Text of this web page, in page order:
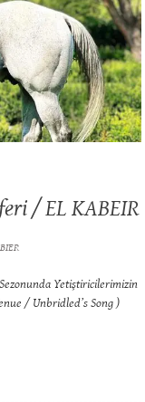
/ EL KABEIR
Sezonunda Yetiştiricilerimizin
/ Unbridled’s Song )